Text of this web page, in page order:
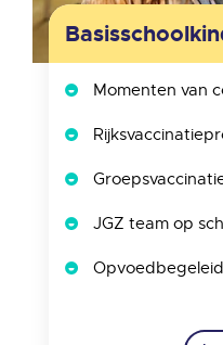
Momenten van
JGZ team op